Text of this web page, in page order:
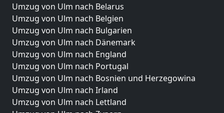
Umzug von Ulm nach Belarus
Umzug von Ulm nach Belgien
Umzug von Ulm nach Bulgarien
Umzug von Ulm nach Dänemark
Umzug von Ulm nach England
Umzug von Ulm nach Portugal
Umzug von Ulm nach Bosnien und Herzegowina
Umzug von Ulm nach Irland
Umzug von Ulm nach Lettland